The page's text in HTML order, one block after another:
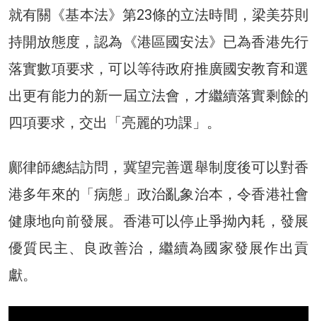
就有關《基本法》第23條的立法時間，梁美芬則
持開放態度，認為《港區國安法》已為香港先行
落實數項要求，可以等待政府推廣國安教育和選
出更有能力的新一屆立法會，才繼續落實剩餘的
四項要求，交出「亮麗的功課」。
鄺律師總結訪問，冀望完善選舉制度後可以對香
港多年來的「病態」政治亂象治本，令香港社會
健康地向前發展。香港可以停止爭拗內耗，發展
優質民主、良政善治，繼續為國家發展作出貢
獻。